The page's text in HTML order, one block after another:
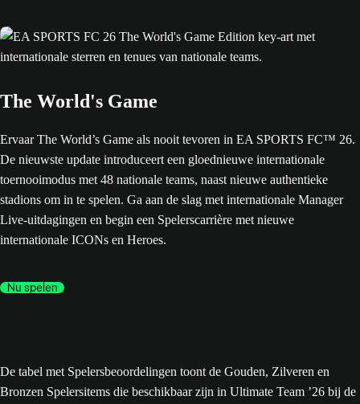
The World's Game
Ervaar The World’s Game als nooit tevoren in EA SPORTS FC™ 26.
De nieuwste update introduceert een gloednieuwe internationale
toernooimodus met 48 nationale teams, naast nieuwe authentieke
stadions om in te spelen. Ga aan de slag met internationale Manager
Live-uitdagingen en begin een Spelerscarrière met nieuwe
internationale ICONs en Heroes.
Nu spelen
De tabel met Spelersbeoordelingen toont de Gouden, Zilveren en
Bronzen Spelersitems die beschikbaar zijn in Ultimate Team ’26 bij de